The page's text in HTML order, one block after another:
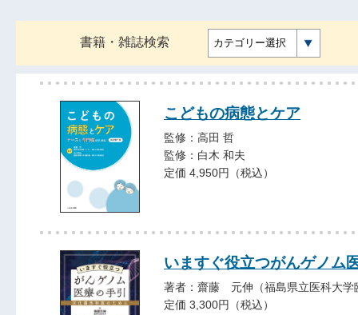
書籍・雑誌検索 カテゴリー選択
こどもの病態とケア
監修：高田 哲
監修：白木 和夫
定価 4,950円（税込）
いますぐ役立つがんゲノム
著者：齋藤 元伸（福島県立医科大学
定価 3,300円（税込）